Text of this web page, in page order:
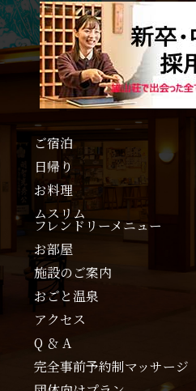
ご宿泊
日帰り
お料理
ムスリム
フレンドリーメニュー
お部屋
施設のご案内
おごと温泉
アクセス
Q ＆ A
完全事前予約制マッサージ